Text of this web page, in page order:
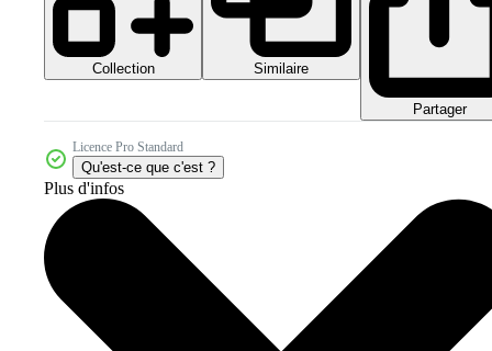
Collection Similaire
Partager
Licence Pro Standard
Qu'est-ce que c'est ?
Plus d'infos